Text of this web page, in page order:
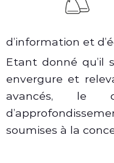
d’information et
Etant donné qu’il
envergure et
avancés, le
soumises à la